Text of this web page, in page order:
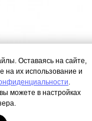
Оставаясь на сайте,
на их использование и
.
можете в настройках